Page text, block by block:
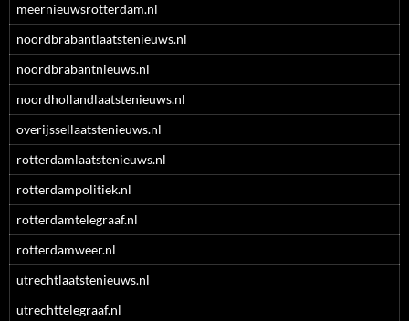
meernieuwsrotterdam.nl
noordbrabantlaatstenieuws.nl
noordbrabantnieuws.nl
noordhollandlaatstenieuws.nl
overijssellaatstenieuws.nl
rotterdamlaatstenieuws.nl
rotterdampolitiek.nl
rotterdamtelegraaf.nl
rotterdamweer.nl
utrechtlaatstenieuws.nl
utrechttelegraaf.nl